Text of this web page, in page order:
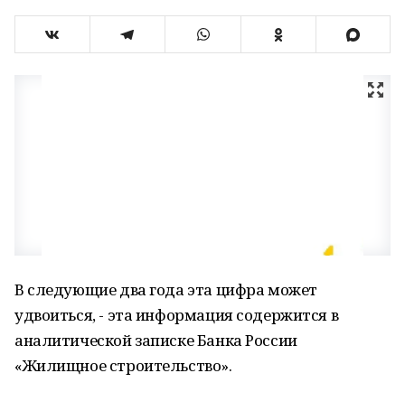
В следующие два года эта цифра может
удвоиться, - эта информация содержится в
аналитической записке Банка России
«Жилищное строительство».